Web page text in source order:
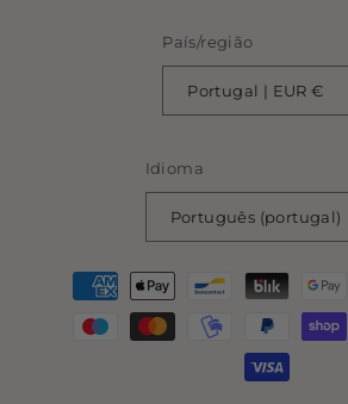
País/região
Portugal | EUR €
Idioma
Português (portugal)
Métodos
pagamento